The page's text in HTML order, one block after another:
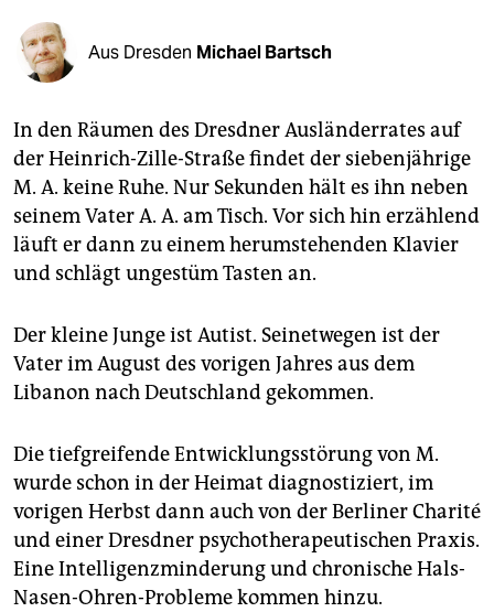
fragen & hilfe
unterstützen
abo
genossenschaft
epaper login
Aus Dresden Michael Bartsch
In den Räumen des Dresdner Ausländerrates auf
der Heinrich-Zille-Straße findet der siebenjährige
M. A. keine Ruhe. Nur Sekunden hält es ihn neben
seinem Vater A. A. am Tisch. Vor sich hin erzählend
läuft er dann zu einem herumstehenden Klavier
und schlägt ungestüm Tasten an.
Der kleine Junge ist Autist. Seinetwegen ist der
Vater im August des vorigen Jahres aus dem
Libanon nach Deutschland gekommen.
Die tiefgreifende Entwicklungsstörung von M.
wurde schon in der Heimat diagnostiziert, im
vorigen Herbst dann auch von der Berliner Charité
und einer Dresdner psychotherapeutischen Praxis.
Eine Intelligenzminderung und chronische Hals-
Nasen-Ohren-Probleme kommen hinzu.